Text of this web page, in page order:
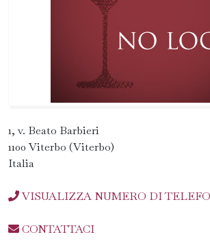
1, v. Beato Barbieri
1100 Viterbo (Viterbo)
Italia
VISUALIZZA NUMERO DI
CONTATTACI